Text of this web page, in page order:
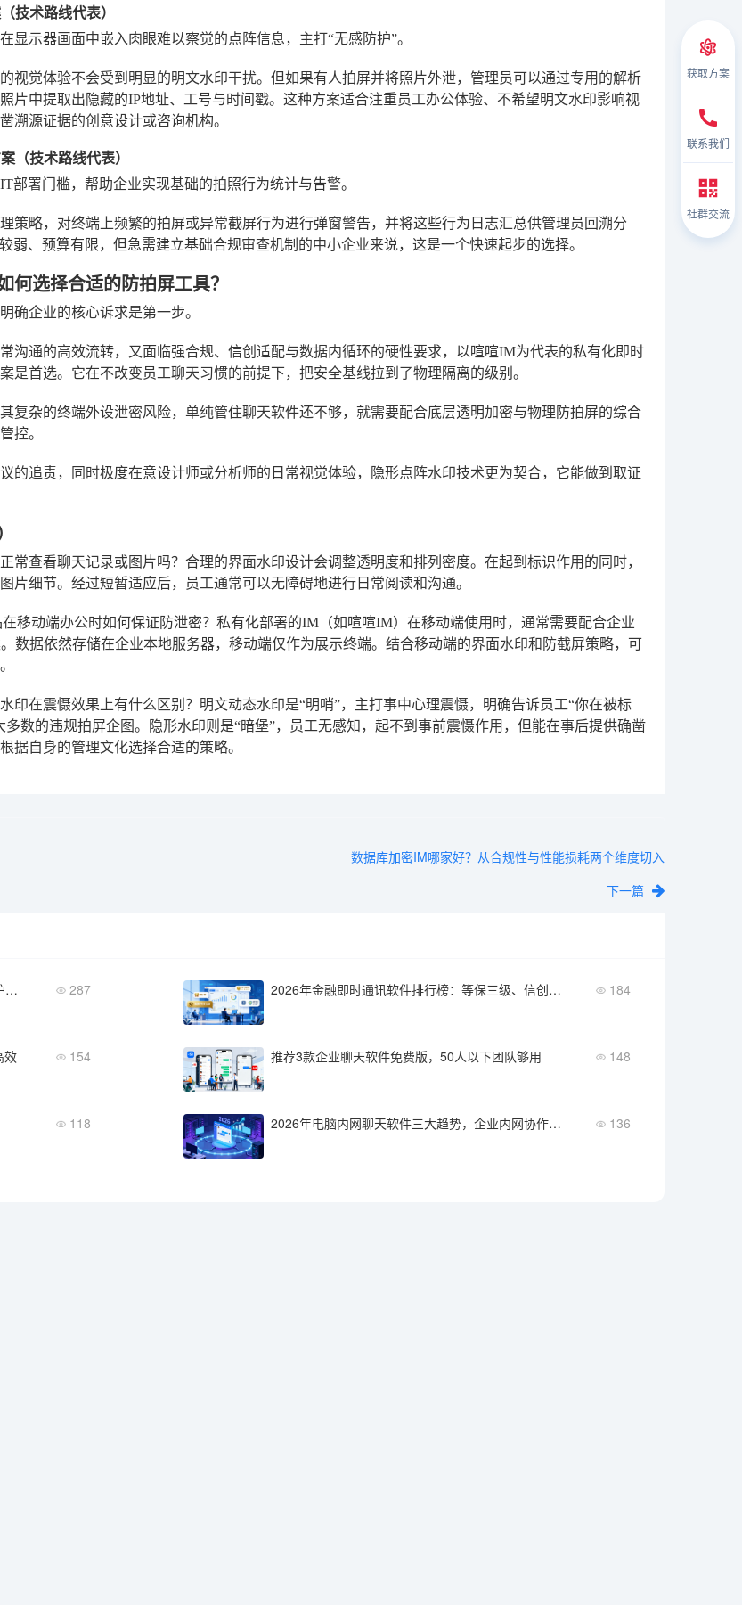
技术路线代表）
显示器画面中嵌入肉眼难以察觉的点阵信息，主打“无感防护”。
视觉体验不会受到明显的明文水印干扰。但如果有人拍屏并将照片外泄，管理员可以通过专用的解析
片中提取出隐藏的IP地址、工号与时间戳。这种方案适合注重员工办公体验、不希望明文水印影响视
溯源证据的创意设计或咨询机构。
（技术路线代表）
部署门槛，帮助企业实现基础的拍照行为统计与告警。
策略，对终端上频繁的拍屏或异常截屏行为进行弹窗警告，并将这些行为日志汇总供管理员回溯分
弱、预算有限，但急需建立基础合规审查机制的中小企业来说，这是一个快速起步的选择。
何选择合适的防拍屏工具？
确企业的核心诉求是第一步。
沟通的高效流转，又面临强合规、信创适配与数据内循环的硬性要求，以喧喧IM为代表的私有化即时
是首选。它在不改变员工聊天习惯的前提下，把安全基线拉到了物理隔离的级别。
复杂的终端外设泄密风险，单纯管住聊天软件还不够，就需要配合底层透明加密与物理防拍屏的综合
控。
的追责，同时极度在意设计师或分析师的日常视觉体验，隐形点阵水印技术更为契合，它能做到取证
常查看聊天记录或图片吗？ 合理的界面水印设计会调整透明度和排列密度。在起到标识作用的同时，
片细节。经过短暂适应后，员工通常可以无障碍地进行日常阅读和沟通。
移动端办公时如何保证防泄密？ 私有化部署的IM（如喧喧IM）在移动端使用时，通常需要配合企业
数据依然存储在企业本地服务器，移动端仅作为展示终端。结合移动端的界面水印和防截屏策略，可
印在震慑效果上有什么区别？ 明文动态水印是“明哨”，主打事中心理震慑，明确告诉员工“你在被标
多数的违规拍屏企图。隐形水印则是“暗堡”，员工无感知，起不到事前震慑作用，但能在事后提供确凿
据自身的管理文化选择合适的策略。
数据库加密IM哪家好？从合规性与性能损耗两个维度切入
下一篇
数据安全防泄密：企业必须掌握的核心概念与防护策略 287 2026年金融即时通讯软件排行榜：等保三级、信创适配必备 184
效 154 推荐3款企业聊天软件免费版，50人以下团队够用 148
118 2026年电脑内网聊天软件三大趋势，企业内网协作新方向 136
获取方案
联系我们
社群交流